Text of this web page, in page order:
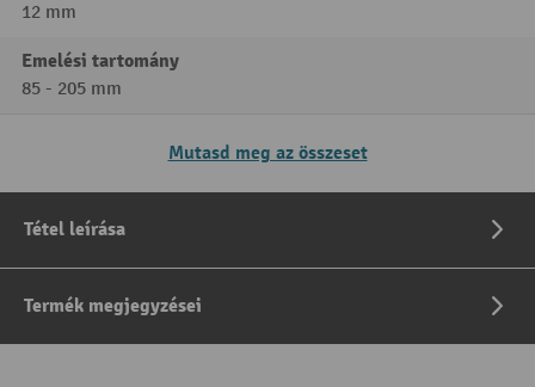
12 mm
Emelési tartomány
85 - 205 mm
Mutasd meg az összeset
Tétel leírása
Termék megjegyzései